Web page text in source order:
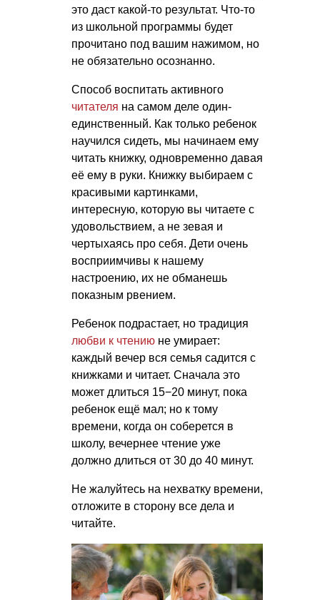
это даст какой-то результат. Что-то
из школьной программы будет
прочитано под вашим нажимом, но
не обязательно осознанно.
Способ воспитать активного
читателя на самом деле один-
единственный. Как только ребенок
научился сидеть, мы начинаем ему
читать книжку, одновременно давая
её ему в руки. Книжку выбираем с
красивыми картинками,
интересную, которую вы читаете с
удовольствием, а не зевая и
чертыхаясь про себя. Дети очень
восприимчивы к нашему
настроению, их не обманешь
показным рвением.
Ребенок подрастает, но традиция
любви к чтению не умирает:
каждый вечер вся семья садится с
книжками и читает. Сначала это
может длиться 15−20 минут, пока
ребенок ещё мал; но к тому
времени, когда он соберется в
школу, вечернее чтение уже
должно длиться от 30 до 40 минут.
Не жалуйтесь на нехватку времени,
отложите в сторону все дела и
читайте.